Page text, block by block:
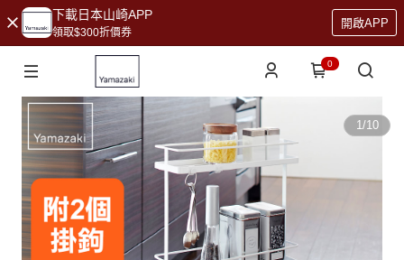
下載日本山崎APP
領取$300折價券
開啟APP
0
1/10